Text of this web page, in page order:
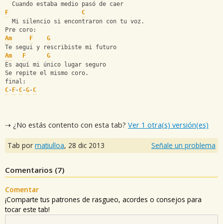
  Cuando estaba medio pasó de caer
F
C
  Mi silencio si encontraron con tu voz.
Pre coro:
Am
F
G
Te segui y rescribiste mi futuro
Am
F
G
Es aquí mi único lugar seguro
Se repite el mismo coro.
final:
C- F-C-G-C
⇢ ¿No estás contento con esta tab? Ver 1 otra(s) versión(es)
Tab por matiulloa, 28 dic 2013 Señale un problema
Comentarios (7)
Comentar
¡Comparte tus patrones de rasgueo, acordes o consejos para
tocar este tab!